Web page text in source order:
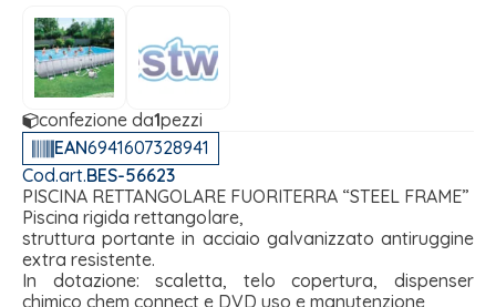
confezione da1pezzi
EAN6941607328941
Cod.art.BES-56623
PISCINA RETTANGOLARE FUORITERRA “STEEL FRAME”
Piscina rigida rettangolare,
struttura portante in acciaio galvanizzato antiruggine
extra resistente.
In dotazione: scaletta, telo copertura, dispenser
chimico chem connect e DVD uso e manutenzione